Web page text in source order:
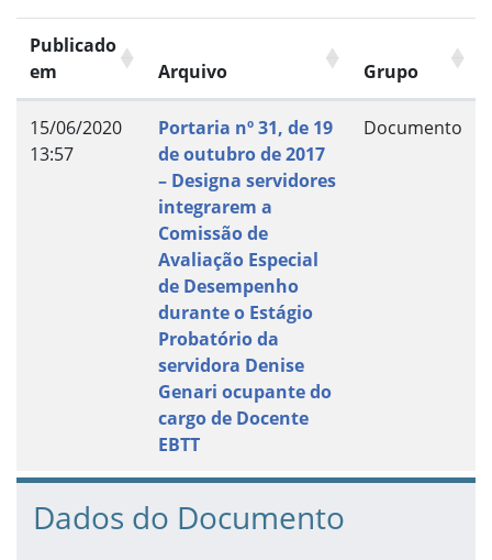
Publicado
em
Arquivo Grupo
15/06/2020
13:57
Portaria nº 31, de 19
de outubro de 2017
– Designa servidores
integrarem a
Comissão de
Avaliação Especial
de Desempenho
durante o Estágio
Probatório da
servidora Denise
Genari ocupante do
cargo de Docente
EBTT
Documento
Dados do Documento